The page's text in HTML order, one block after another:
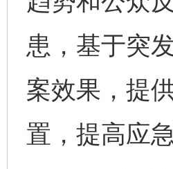
患，基于突
案效果，提
置，提高应